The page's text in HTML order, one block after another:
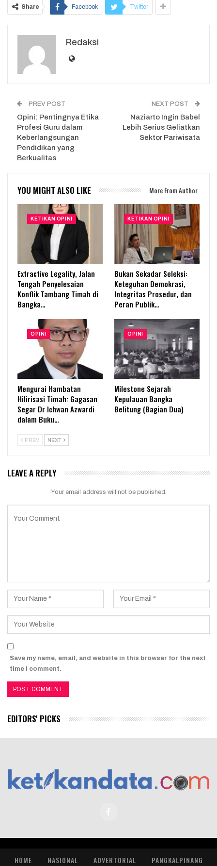
Share Facebook Twitter
Redaksi
PREV POST
Opini: Pentingnya Etika
Profesi Guru dalam
Keberlangsungan
Pendidikan yang
Berkualitas
NEXT POST
Naziarto Ingin Babel
Lebih Serius Geliatkan
Sektor Pariwisata
YOU MIGHT ALSO LIKE More From Author
KETIKAN OPINI
Extractive Legality, Jalan
Tengah Penyelesaian
Konflik Tambang Timah di
Bangka…
KETIKAN OPINI
Bukan Sekadar Seleksi:
Keteguhan Demokrasi,
Integritas Prosedur, dan
Peran Publik…
OPINI
Mengurai Hambatan
Hilirisasi Timah: Gagasan
Segar Dr Ichwan Azwardi
dalam Buku…
OPINI
Milestone Sejarah
Kepulauan Bangka
Belitung (Bagian Dua)
PREV NEXT
LEAVE A REPLY
Your email address will not be published.
Save my name, email, and website in this browser for the next
time I comment.
EDITORS' PICKS
HOME NASIONAL ADVERTORIAL PANGKALPINANG